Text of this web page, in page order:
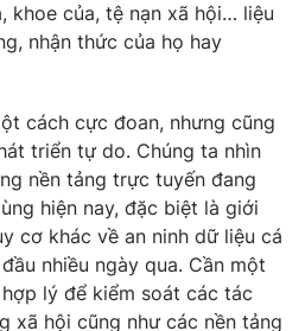
VTV
và báo điện tử số 483/GP-BTTTT
Thị Mỹ Hạnh, Phạm Quốc Thắng,
- 024.38 355 932
khoe của, tệ nạn xã hội… liệu
nhận thức của họ hay
cách cực đoan, nhưng cũng
triển tự do. Chúng ta nhìn
nền tảng trực tuyến đang
hiện nay, đặc biệt là giới
cơ khác về an ninh dữ liệu cá
nhiều ngày qua. Cần một
lý để kiểm soát các tác
xã hội cũng như các nền tảng